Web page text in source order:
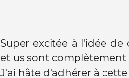
Super excitée à l'idée
et us sont complètement
J'ai hâte d'adhérer à